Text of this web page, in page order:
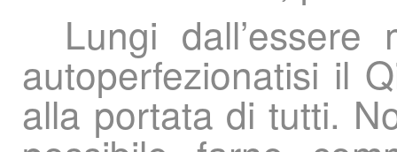
Lungi
autoperfezionatisi il
alla portata di tutti.